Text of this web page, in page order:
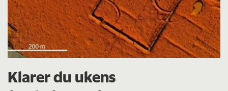
Klarer du ukens